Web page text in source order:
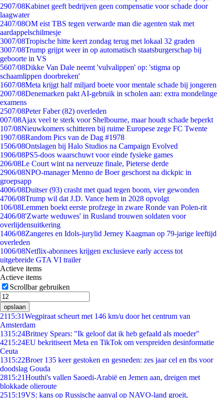
2907/08Kabinet geeft bedrijven geen compensatie voor schade door
laagwater
2407/08OM eist TBS tegen verwarde man die agenten stak met
aardappelschilmesje
3007/08Tropische hitte keert zondag terug met lokaal 32 graden
3007/08Trump grijpt weer in op automatisch staatsburgerschap bij
geboorte in VS
5607/08Dikke Van Dale neemt 'vulvalippen' op: 'stigma op
schaamlippen doorbreken'
1607/08Meta krijgt half miljard boete voor mentale schade bij jongeren
2007/08Denemarken pakt AI-gebruik in scholen aan: extra mondelinge
examens
2507/08Peter Faber (82) overleden
007/08Ajax veel te sterk voor Shelbourne, maar houdt schade beperkt
107/08Nieuwkomers schitteren bij ruime Europese zege FC Twente
1907/08Random Pics van de Dag #1978
1506/08Ontslagen bij Halo Studios na Campaign Evolved
1906/08PS5-doos waarschuwt voor einde fysieke games
206/08Le Court wint na nerveuze finale, Pieterse derde
2906/08NPO-manager Menno de Boer geschorst na dickpic in
groepsapp
4006/08Duitser (93) crasht met quad tegen boom, vier gewonden
4706/08Trump wil dat J.D. Vance hem in 2028 opvolgt
106/08Lemmen boekt eerste profzege in zware Ronde van Polen-rit
2406/08'Zwarte weduwes' in Rusland trouwen soldaten voor
overlijdensuitkering
1406/08Zangeres en Idols-jurylid Jerney Kaagman op 79-jarige leeftijd
overleden
1006/08Netflix-abonnees krijgen exclusieve early access tot
uitgebreide GTA VI trailer
Actieve items
Actieve items
Scrollbar gebruiken
opslaan
2115:31Wegpiraat scheurt met 146 km/u door het centrum van
Amsterdam
1315:24Britney Spears: "Ik geloof dat ik heb gefaald als moeder"
4215:24EU bekritiseert Meta en TikTok om verspreiden desinformatie
Ceuta
1315:22Broer 135 keer gestoken en gesneden: zes jaar cel en tbs voor
doodslag Gouda
2815:21Houthi's vallen Saoedi-Arabië en Jemen aan, dreigen met
blokkade olieroute
2515:19VS: kans op Russische aanval op NAVO-land groeit,